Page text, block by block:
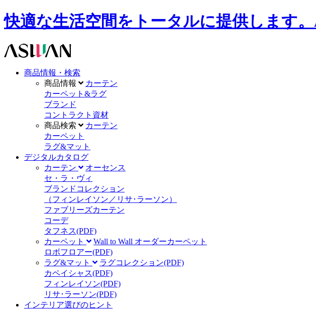
快適な生活空間をトータルに提供します
商品情報・検索
商品情報
カーテン
カーペット&ラグ
ブランド
コントラクト資材
商品検索
カーテン
カーペット
ラグ&マット
デジタルカタログ
カーテン
オーセンス
セ・ラ・ヴィ
ブランドコレクション
（フィンレイソン／リサ･ラーソン）
ファブリーズカーテン
コーデ
タフネス(PDF)
カーペット
Wall to Wall オーダーカーペット
ロボフロアー(PDF)
ラグ&マット
ラグコレクション(PDF)
カペイシャス(PDF)
フィンレイソン(PDF)
リサ･ラーソン(PDF)
インテリア選びのヒント